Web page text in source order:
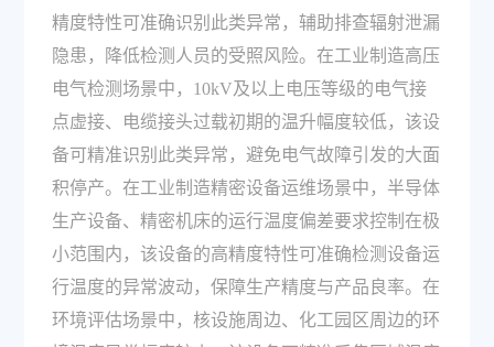
精度特性可准确识别此类异常，辅助排查辐射泄漏
隐患，降低检测人员的受照风险。在工业制造高压
电气检测场景中，10kV及以上电压等级的电气接
点虚接、电缆接头过载初期的温升幅度较低，该设
备可精准识别此类异常，避免电气故障引发的大面
积停产。在工业制造精密设备运维场景中，半导体
生产设备、精密机床的运行温度偏差要求控制在极
小范围内，该设备的高精度特性可准确检测设备运
行温度的异常波动，保障生产精度与产品良率。在
环境评估场景中，核设施周边、化工园区周边的环